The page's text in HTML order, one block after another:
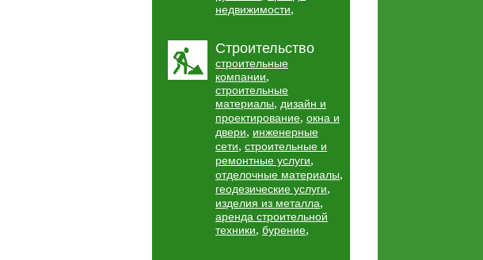
недвижимости,
Строительство
строительные
компании,
строительные
материалы, дизайн и
проектирование, окна и
двери, инженерные
сети, строительные и
ремонтные услуги,
отделочные материалы,
геодезические услуги,
изделия из металла,
аренда строительной
техники, бурение,